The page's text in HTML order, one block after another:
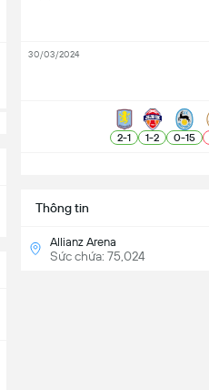
Thông tin
Allianz Arena
Sức chứa: 75,024
30/03/2024
2-1 1-2 0-15